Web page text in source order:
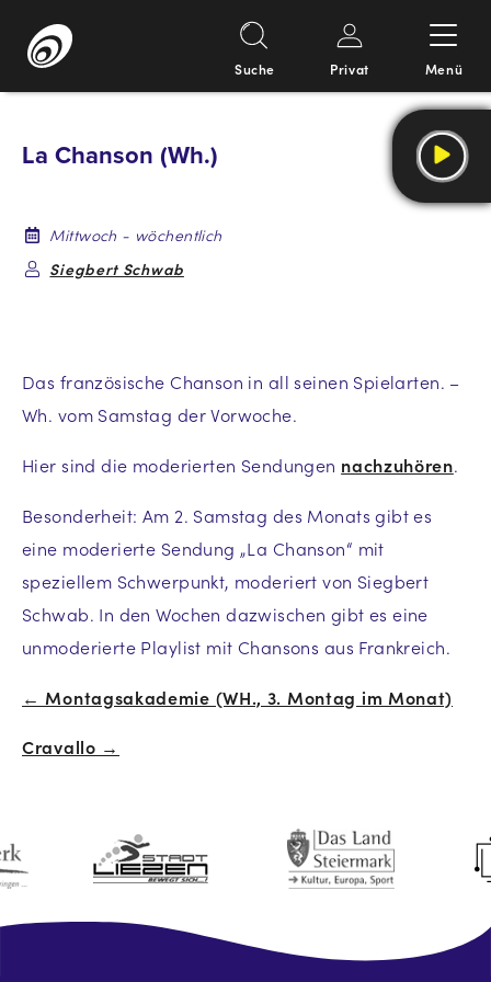
Inhalt
Suche Privat Menü
La Chanson (Wh.)
Mittwoch - wöchentlich
Siegbert Schwab
Das französische Chanson in all seinen Spielarten. –
Wh. vom Samstag der Vorwoche.
Hier sind die moderierten Sendungen nachzuhören.
Besonderheit: Am 2. Samstag des Monats gibt es
eine moderierte Sendung „La Chanson“ mit
speziellem Schwerpunkt, moderiert von Siegbert
Schwab. In den Wochen dazwischen gibt es eine
unmoderierte Playlist mit Chansons aus Frankreich.
Beitrags-
Navigation
← Montagsakademie (WH., 3. Montag im Monat)
Cravallo →